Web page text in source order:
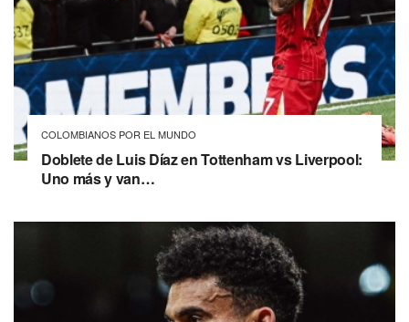
COLOMBIANOS POR EL MUNDO
Doblete de Luis Díaz en Tottenham vs Liverpool:
Uno más y van…